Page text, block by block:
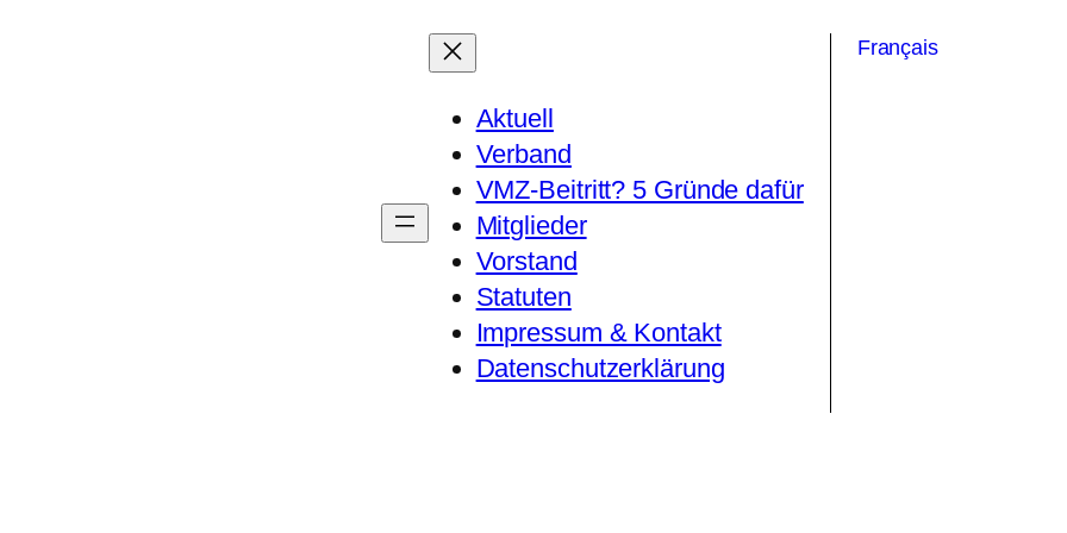
Aktuell
Verband
VMZ-Beitritt? 5 Gründe dafür
Mitglieder
Vorstand
Statuten
Impressum & Kontakt
Datenschutzerklärung
Français